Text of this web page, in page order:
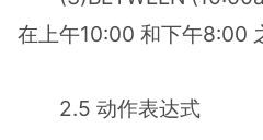
在上午10:00 和下午8:00
2.5 动作表达式